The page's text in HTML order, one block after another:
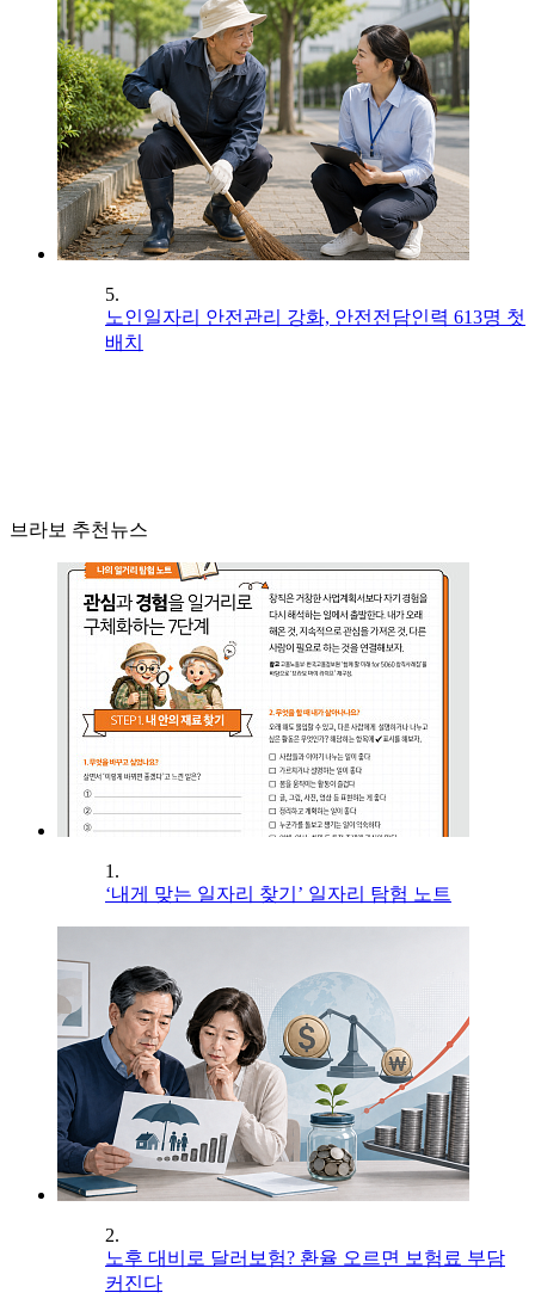
5.
노인일자리 안전관리 강화, 안전전담인력 613명 첫
배치
브라보 추천뉴스
1.
‘내게 맞는 일자리 찾기’ 일자리 탐험 노트
2.
노후 대비로 달러보험? 환율 오르면 보험료 부담
커진다